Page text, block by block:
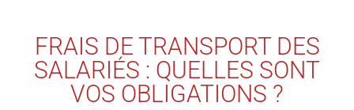
FRAIS DE TRANSPORT DES
SALARIÉS : QUELLES SONT
VOS OBLIGATIONS ?